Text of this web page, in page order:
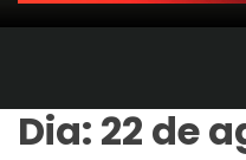
Dia: 22 de